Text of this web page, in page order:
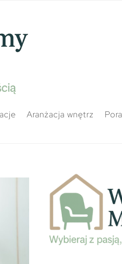
Aranżacja wnętrz